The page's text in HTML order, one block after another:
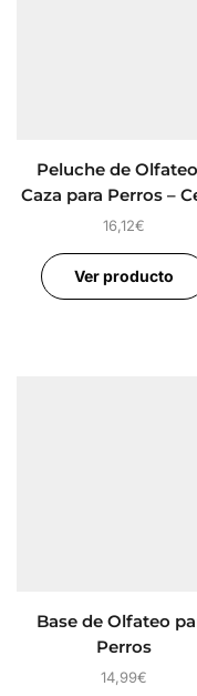
Peluche de
Caza para Perros –
de Manzanas
16,12€
Ver producto
Base de Olfateo
Perros
14,99€